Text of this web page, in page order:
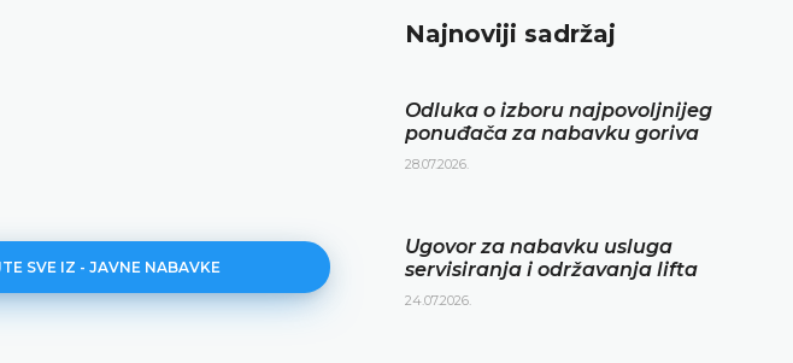
SVE IZ - JAVNE NABAVKE
Najnoviji sadržaj
Odluka o izboru najpovoljnijeg
ponuđača za nabavku goriva
28.07.2026.
Ugovor za nabavku usluga
servisiranja i održavanja lifta
24.07.2026.